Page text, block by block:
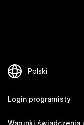
Login programisty
Warunki świadczenia